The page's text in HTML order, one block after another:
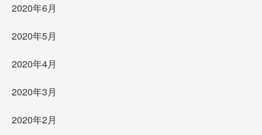
2020年6月
2020年5月
2020年4月
2020年3月
2020年2月